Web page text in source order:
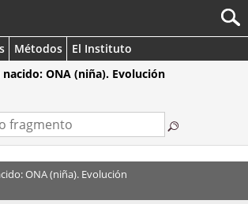
Métodos
El Instituto
ONA (niña). Evolución
ONA (niña). Evolución